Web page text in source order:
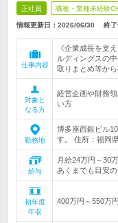
正社員 職種・業種未経験
情報更新日：2026/06/30 終了
仕事内容
《企業成長を支
ルディングスの
取りまとめ等か
対象と
なる方
経営企画や財務
い方
勤務地
博多座西銀ビル
す。 住所：福岡
給与
月給24万円～30
あくまでも目安
初年度
年収
400万円～550万円